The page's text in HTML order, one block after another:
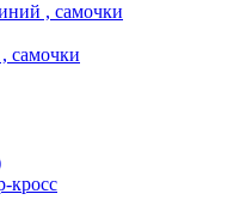
, самочки
самочки
кросс